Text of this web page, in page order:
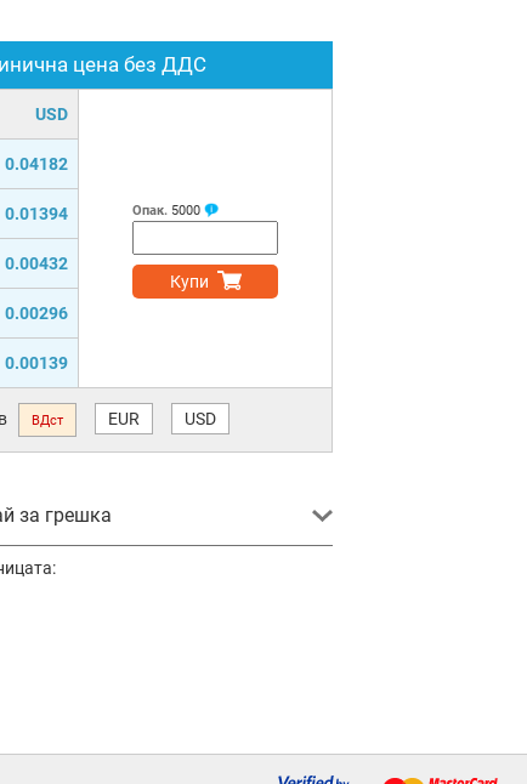
цена без ДДС
USD
0.04182
0.01394
0.00432
0.00296
0.00139
Опак. 5000
Купи
ВДст EUR USD
за грешка